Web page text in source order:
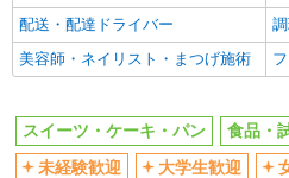
研修制度あり
同じ職種から求人を探す
スイーツ・ケーキ・パン
販売・接客
配送・配達ドライバー
美容師・ネイリスト・まつげ施術
スイーツ・ケーキ・パン 食品・
未経験歓迎
大学生歓迎